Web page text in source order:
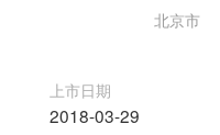
北京市
上市日期
2018-03-29